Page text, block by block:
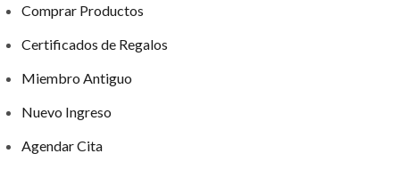
Comprar Productos
Certificados de Regalos
Miembro Antiguo
Nuevo Ingreso
Agendar Cita